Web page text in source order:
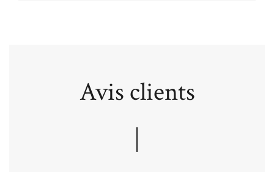
Avis clients